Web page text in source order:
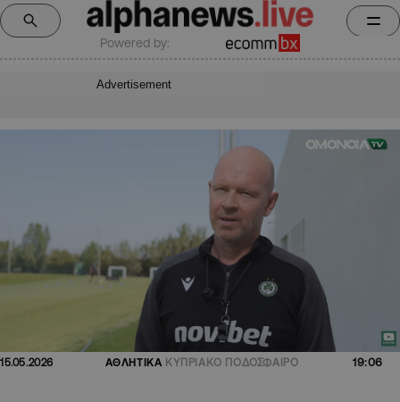
Powered by:
Advertisement
15.05.2026 ΑΘΛΗΤΙΚΑ ΚΥΠΡΙΑΚΟ ΠΟΔΟΣΦΑΙΡΟ 19:06